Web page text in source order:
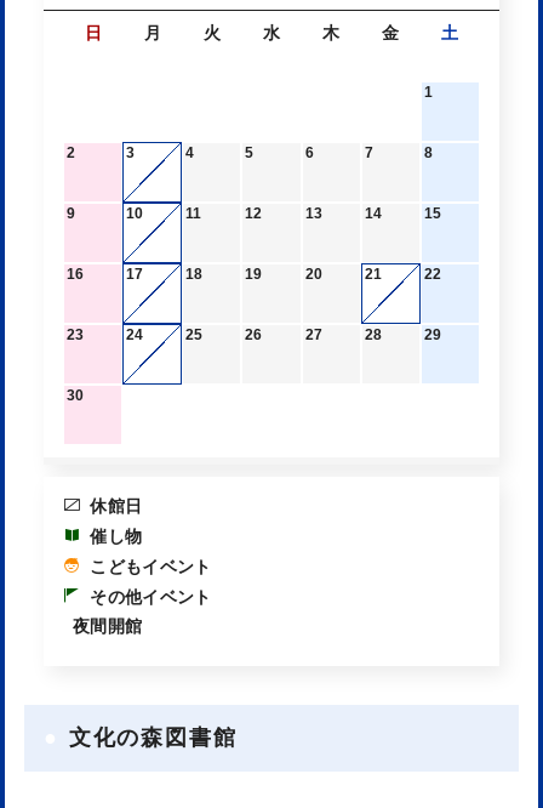
日 月 火 水 木 金 土
1
2 3 4 5 6 7 8
9 10 11 12 13 14 15
16 17 18 19 20 21 22
23 24 25 26 27 28 29
30
休館日
催し物
こどもイベント
その他イベント
夜間開館
文化の森図書館